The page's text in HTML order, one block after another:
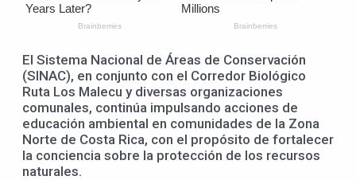
El Sistema Nacional de Áreas de Conservación
(SINAC), en conjunto con el Corredor Biológico
Ruta Los Malecu y diversas organizaciones
comunales, continúa impulsando acciones de
educación ambiental en comunidades de la Zona
Norte de Costa Rica, con el propósito de fortalecer
la conciencia sobre la protección de los recursos
naturales.